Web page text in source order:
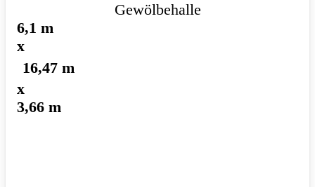
Gewölbehalle
6,1 m
x
16,47 m
x
3,66 m